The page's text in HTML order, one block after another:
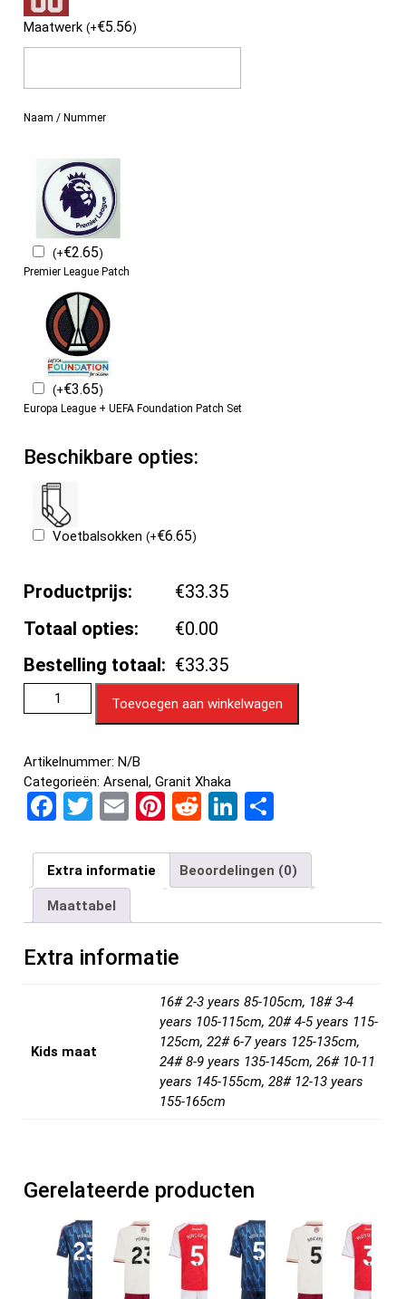
Maatwerk(+€5.56)
Naam / Nummer
(+€2.65)
Premier League Patch
(+€3.65)
Europa League + UEFA Foundation Patch Set
Beschikbare opties:
Voetbalsokken(+€6.65)
Productprijs:
€33.35
Totaal opties:
€0.00
Bestelling totaal: €33.35
Toevoegen aan winkelwagen
Artikelnummer:N/B
Categorieën:Arsenal,Granit Xhaka
F
ce
b
o
o
k
T
tt
er
E
ail
Pi
er
es
t
R
d
di
t
Li
ke
dI
n
e
n
Extra informatie Beoordelingen (0)
Maattabel
Extra informatie
Kids maat
16# 2-3 years 85-105cm, 18# 3-4
years 105-115cm, 20# 4-5 years 115-
125cm, 22# 6-7 years 125-135cm,
24# 8-9 years 135-145cm, 26# 10-11
years 145-155cm, 28# 12-13 years
155-165cm
Gerelateerde producten